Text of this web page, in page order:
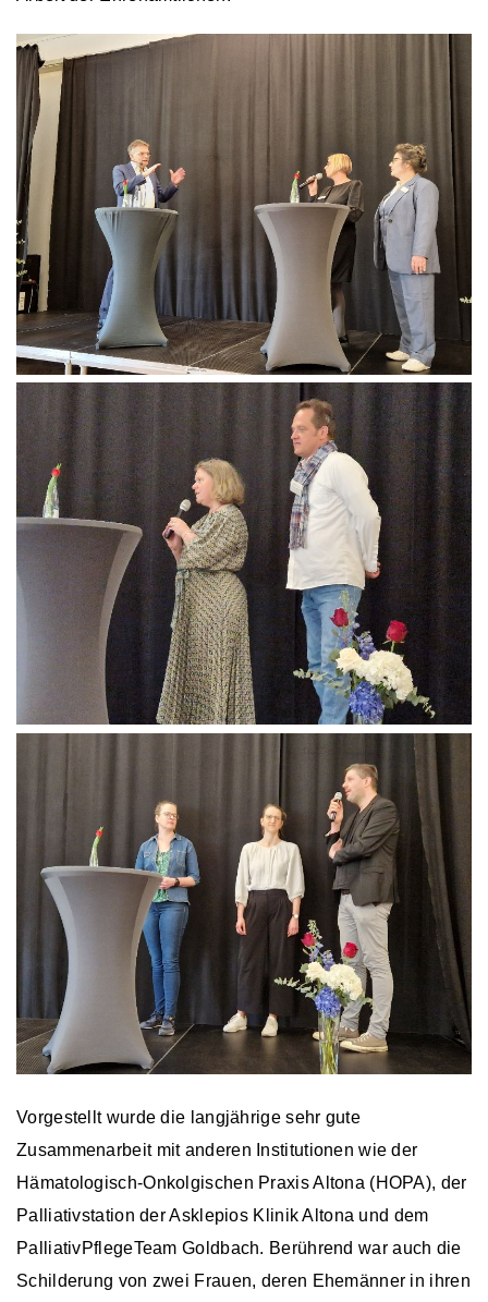
Vorgestellt wurde die langjährige sehr gute
Zusammenarbeit mit anderen Institutionen wie der
Hämatologisch-Onkolgischen Praxis Altona (HOPA), der
Palliativstation der Asklepios Klinik Altona und dem
PalliativPflegeTeam Goldbach. Berührend war auch die
Schilderung von zwei Frauen, deren Ehemänner in ihren